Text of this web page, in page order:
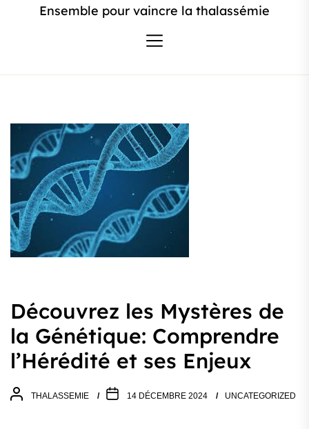
Ensemble pour vaincre la thalassémie
Découvrez les Mystères de
la Génétique: Comprendre
l’Hérédité et ses Enjeux
THALASSEMIE 14 DÉCEMBRE 2024 UNCATEGORIZED